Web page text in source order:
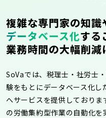
複雑な専門家の知識
データベース化する
業務時間の大幅削減
SoVaでは、税理士・社労士
験をもとにデータベース化
へサービスを提供しており
の労働集約型作業の自動化